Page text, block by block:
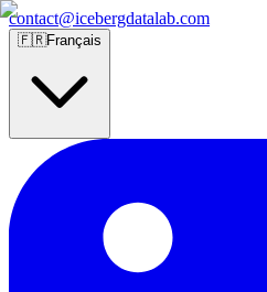
contact@icebergdatalab.com
🇫🇷Français